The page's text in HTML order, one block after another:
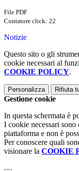
File PDF
Contatore click: 22
Notizie
Questo sito o gli
cookie necessari al
COOKIE POLICY.
Personalizza Rifiuta
Gestione cookie
In questa schermata è
I cookie necessari
piattaforma e non è
Per conoscere quali
visionare la COOKIE